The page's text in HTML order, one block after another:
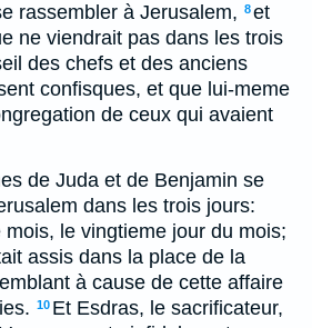
rassembler à Jerusalem, 8et
ne viendrait pas dans les trois
des chefs et des anciens
confisques, et que lui-meme
de ceux qui avaient
de Juda et de Benjamin se
dans les trois jours:
le vingtieme jour du mois;
assis dans la place de la
à cause de cette affaire
10 Et Esdras, le sacrificateur,